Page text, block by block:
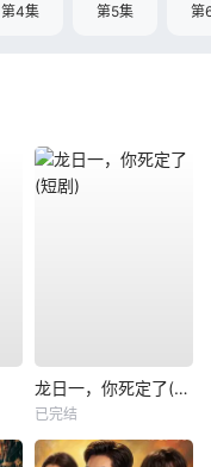
第4集 第5集 第
龙日一，你死定了(短剧)
已完结